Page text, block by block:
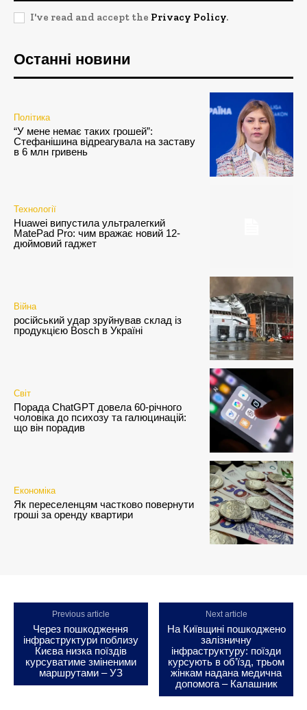
I've read and accept the Privacy Policy.
Останні новини
Політика
“У мене немає таких грошей”:
Стефанішина відреагувала на заставу
в 6 млн гривень
Технології
Huawei випустила ультралегкий
MatePad Pro: чим вражає новий 12-
дюймовий гаджет
Війна
російський удар зруйнував склад із
продукцією Bosch в Україні
Світ
Порада ChatGPT довела 60-річного
чоловіка до психозу та галюцинацій:
що він порадив
Економіка
Як переселенцям частково повернути
гроші за оренду квартири
Previous article
Через пошкодження
інфраструктури поблизу
Києва низка поїздів
курсуватиме зміненими
маршрутами – УЗ
Next article
На Київщині пошкоджено
залізничну
інфраструктуру: поїзди
курсують в об’їзд, трьом
жінкам надана медична
допомога – Калашник